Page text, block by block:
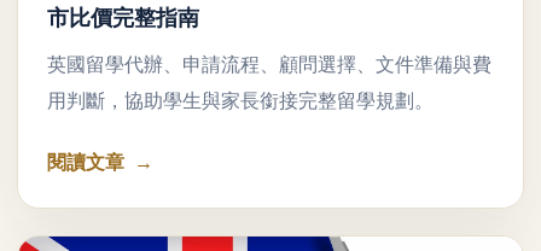
市比價完整指南
英國留學代辦、申請流程、顧問選擇、文件準備與費
用判斷，協助學生與家長銜接完整留學規劃。
閱讀文章